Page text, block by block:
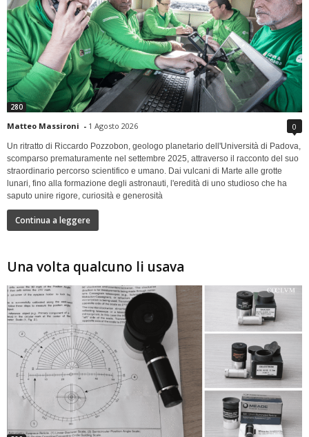
280
Matteo Massironi - 1 Agosto 2026 0
Un ritratto di Riccardo Pozzobon, geologo planetario dell'Università di Padova,
scomparso prematuramente nel settembre 2025, attraverso il racconto del suo
straordinario percorso scientifico e umano. Dai vulcani di Marte alle grotte
lunari, fino alla formazione degli astronauti, l'eredità di uno studioso che ha
saputo unire rigore, curiosità e generosità
Continua a leggere
Una volta qualcuno li usava